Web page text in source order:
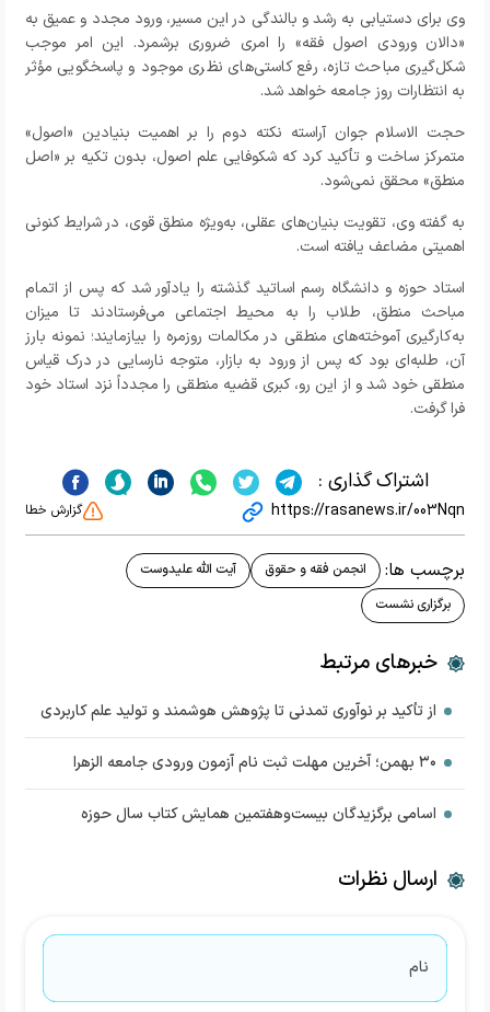
وی برای دستیابی به رشد و بالندگی در این مسیر، ورود مجدد و عمیق به
«دالان ورودی اصول فقه» را امری ضروری برشمرد. این امر موجب
شکل‌گیری مباحث تازه، رفع کاستی‌های نظری موجود و پاسخگویی مؤثر
به انتظارات روز جامعه خواهد شد.
حجت الاسلام جوان آراسته نکته دوم را بر اهمیت بنیادین «اصول»
متمرکز ساخت و تأکید کرد که شکوفایی علم اصول، بدون تکیه بر «اصل
منطق» محقق نمی‌شود.
به گفته وی، تقویت بنیان‌های عقلی، به‌ویژه منطق قوی، در شرایط کنونی
اهمیتی مضاعف یافته است.
استاد حوزه و دانشگاه رسم اساتید گذشته را یادآور شد که پس از اتمام
مباحث منطق، طلاب را به محیط اجتماعی می‌فرستادند تا میزان
به‌کارگیری آموخته‌های منطقی در مکالمات روزمره را بیازمایند؛ نمونه بارز
آن، طلبه‌ای بود که پس از ورود به بازار، متوجه نارسایی در درک قیاس
منطقی خود شد و از این رو، کبری قضیه منطقی را مجدداً نزد استاد خود
فرا گرفت.
اشتراک گذاری :
https://rasanews.ir/003Nqn گزارش خطا
برچسب ها: انجمن فقه و حقوق
آیت الله علیدوست
برگزاری نشست
خبرهای مرتبط
از تأکید بر نوآوری تمدنی تا پژوهش هوشمند و تولید علم کاربردی
۳۰ بهمن؛ آخرین مهلت ثبت نام آزمون ورودی جامعه الزهرا
اسامی برگزیدگان بیست‌وهفتمین همایش کتاب سال حوزه
ارسال نظرات